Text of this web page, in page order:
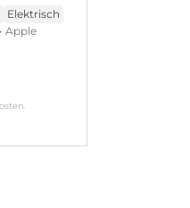
Elektrisch
Apple
entry •
•
en
start • LED